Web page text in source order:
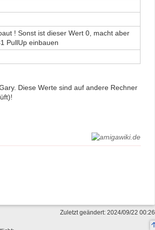
! Sonst ist dieser Wert 0, macht aber
PullUp einbauen
Diese Werte sind auf andere Rechner
Zuletzt geändert: 2024/09/22 00:26